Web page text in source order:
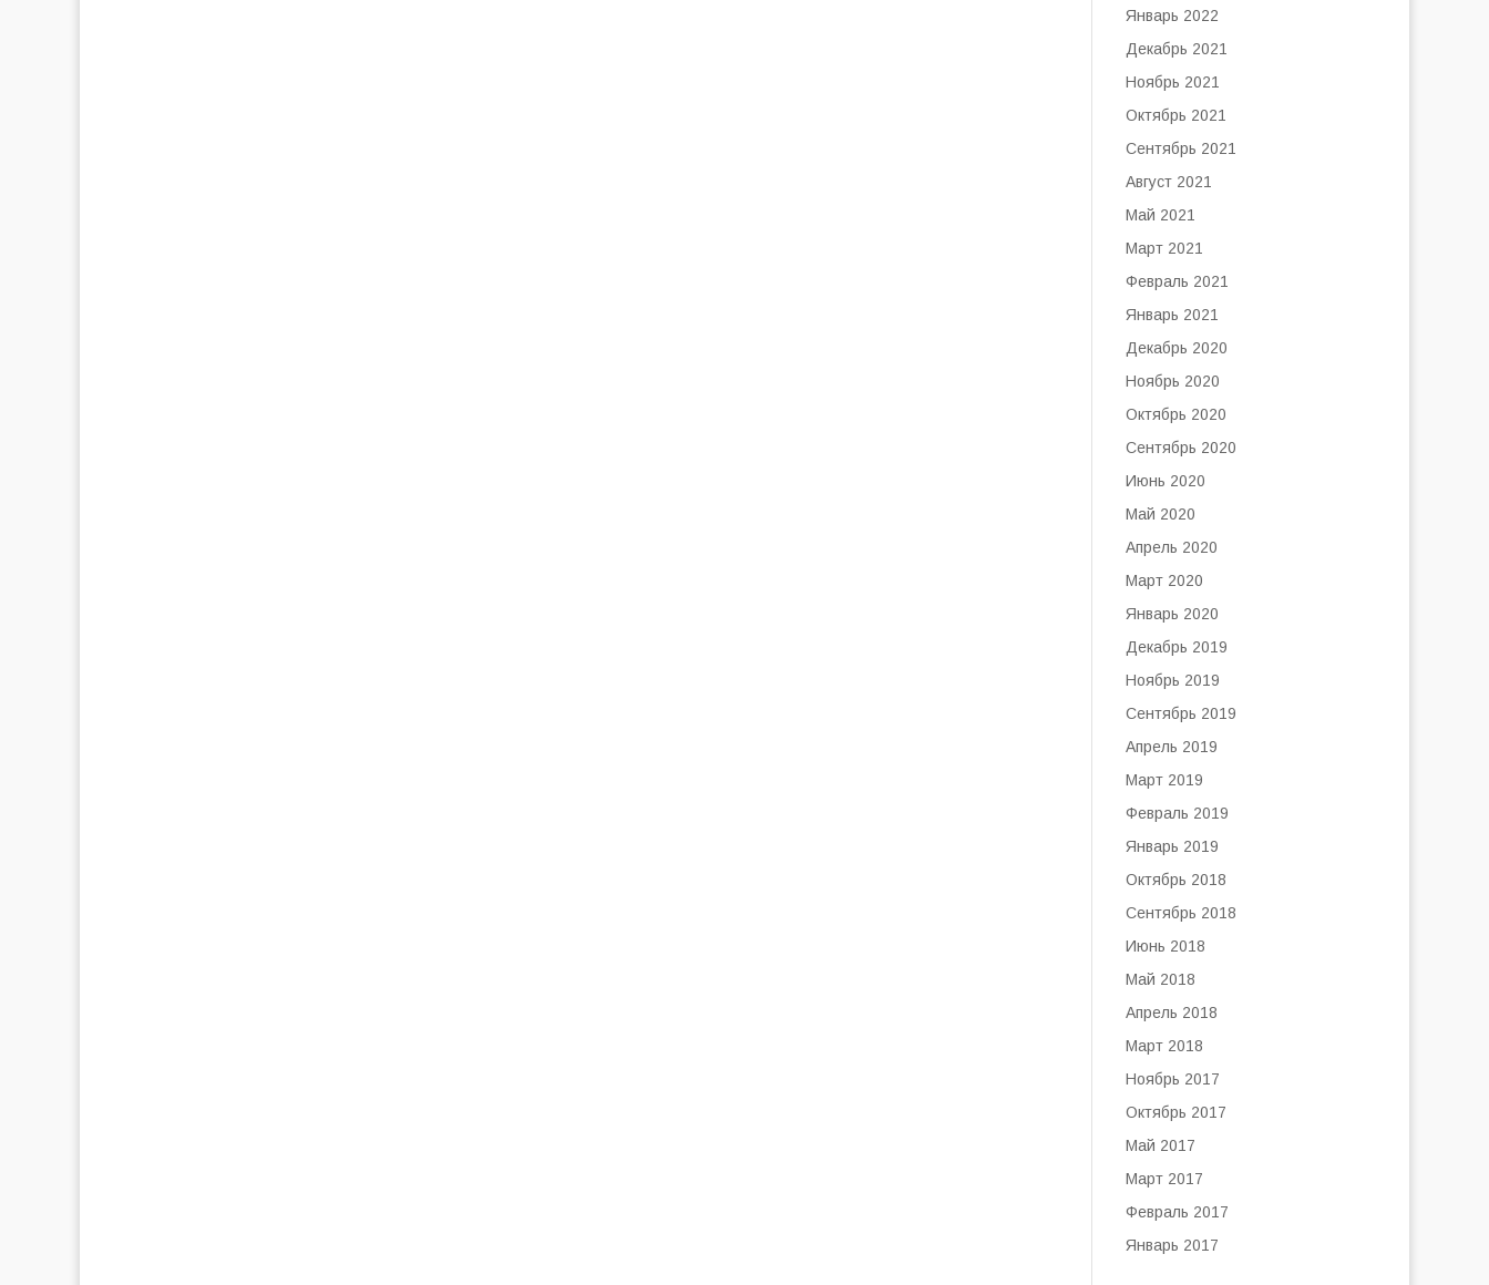
Январь 2022
Декабрь 2021
Ноябрь 2021
Октябрь 2021
Сентябрь 2021
Август 2021
Май 2021
Март 2021
Февраль 2021
Январь 2021
Декабрь 2020
Ноябрь 2020
Октябрь 2020
Сентябрь 2020
Июнь 2020
Май 2020
Апрель 2020
Март 2020
Январь 2020
Декабрь 2019
Ноябрь 2019
Сентябрь 2019
Апрель 2019
Март 2019
Февраль 2019
Январь 2019
Октябрь 2018
Сентябрь 2018
Июнь 2018
Май 2018
Апрель 2018
Март 2018
Ноябрь 2017
Октябрь 2017
Май 2017
Март 2017
Февраль 2017
Январь 2017